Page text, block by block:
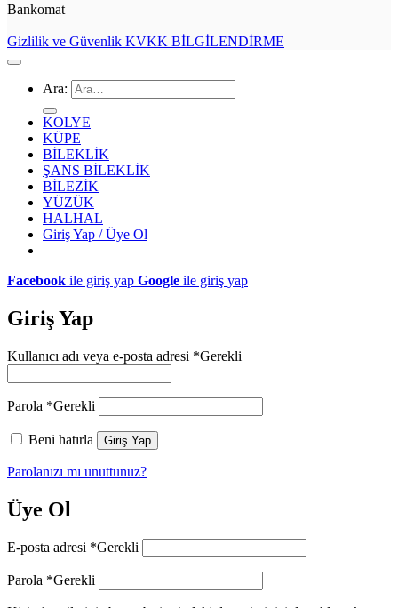
Bankomat
Gizlilik ve Güvenlik KVKK BİLGİLENDİRME
Ara:
KOLYE
KÜPE
BİLEKLİK
ŞANS BİLEKLİK
BİLEZİK
YÜZÜK
HALHAL
Giriş Yap / Üye Ol
Facebook ile giriş yap Google ile giriş yap
Giriş Yap
Kullanıcı adı veya e-posta adresi *Gerekli
Parola *Gerekli
Beni hatırla Giriş Yap
Parolanızı mı unuttunuz?
Üye Ol
E-posta adresi *Gerekli
Parola *Gerekli